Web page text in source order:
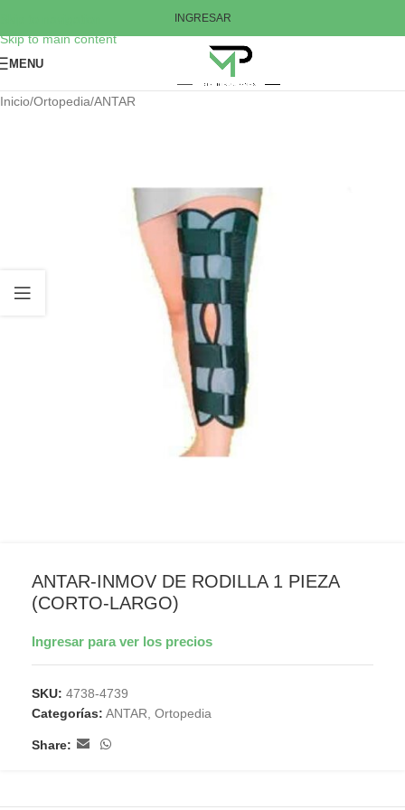
Skip to main content
INGRESAR
MENU
Inicio/Ortopedia/ANTAR
ANTAR-INMOV DE RODILLA 1 PIEZA
(CORTO-LARGO)
Ingresar para ver los precios
SKU: 4738-4739
Categorías: ANTAR Ortopedia
Share: